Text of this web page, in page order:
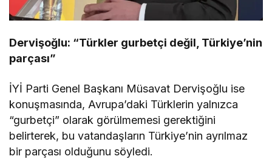
Dervişoğlu: “Türkler gurbetçi değil, Türkiye’nin
parçası”
İYİ Parti Genel Başkanı Müsavat Dervişoğlu ise
konuşmasında, Avrupa’daki Türklerin yalnızca
“gurbetçi” olarak görülmemesi gerektiğini
belirterek, bu vatandaşların Türkiye’nin ayrılmaz
bir parçası olduğunu söyledi.